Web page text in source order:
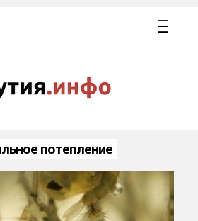
потепление